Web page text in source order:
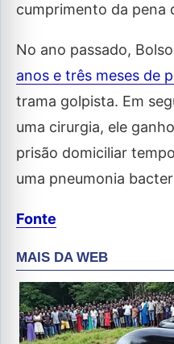
cumprimento da pena
No ano passado,
anos e três meses de
trama golpista. Em
uma cirurgia, ele
prisão domiciliar
uma pneumonia
Fonte